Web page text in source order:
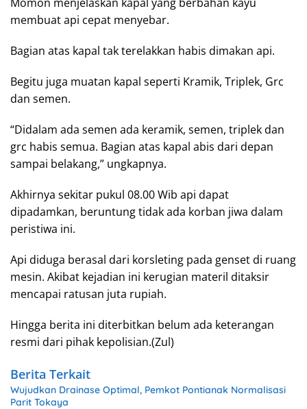
membuat api cepat menyebar.
Bagian atas kapal tak terelakkan habis dimakan api.
Begitu juga muatan kapal seperti Kramik, Triplek, Grc
dan semen.
“Didalam ada semen ada keramik, semen, triplek dan
grc habis semua. Bagian atas kapal abis dari depan
sampai belakang,” ungkapnya.
Akhirnya sekitar pukul 08.00 Wib api dapat
dipadamkan, beruntung tidak ada korban jiwa dalam
peristiwa ini.
Api diduga berasal dari korsleting pada genset di ruang
mesin. Akibat kejadian ini kerugian materil ditaksir
mencapai ratusan juta rupiah.
Hingga berita ini diterbitkan belum ada keterangan
resmi dari pihak kepolisian.(Zul)
Berita Terkait
Wujudkan Drainase Optimal, Pemkot Pontianak Normalisasi
Parit Tokaya